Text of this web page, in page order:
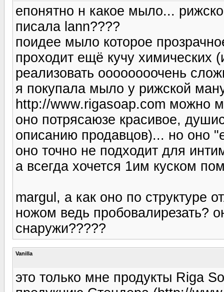
епонятно н какое мыло...
писала lann????
поидее мыло которое
проходит ещё кучу химических
реализовать оооооооочень
я покупала мыло у рижской
http://www.rigasoap.com можно
оно потрясаюзе красивое,
описанию продавцов)... но оно
оно точно не подходит для
а всегда хочется 1им куском
margul, а как оно по структуре
ножом ведь пробовалирезать?
снаружи?????
Vanilla
это только мне продукты Riga